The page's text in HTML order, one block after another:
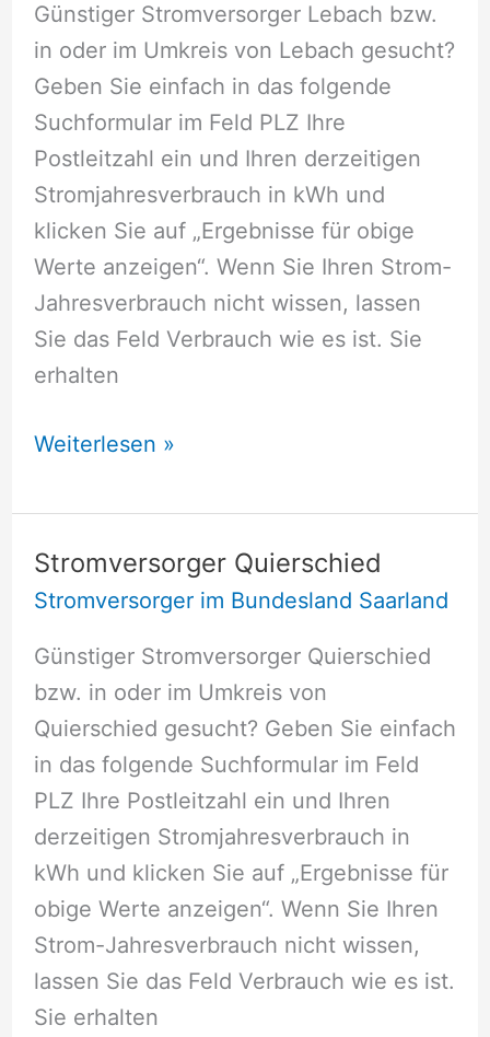
Günstiger Stromversorger Lebach bzw.
in oder im Umkreis von Lebach gesucht?
Geben Sie einfach in das folgende
Suchformular im Feld PLZ Ihre
Postleitzahl ein und Ihren derzeitigen
Stromjahresverbrauch in kWh und
klicken Sie auf „Ergebnisse für obige
Werte anzeigen“. Wenn Sie Ihren Strom-
Jahresverbrauch nicht wissen, lassen
Sie das Feld Verbrauch wie es ist. Sie
erhalten
Stromversorger
Weiterlesen »
Stromversorger Quierschied
Stromversorger im Bundesland Saarland
Günstiger Stromversorger Quierschied
bzw. in oder im Umkreis von
Quierschied gesucht? Geben Sie einfach
in das folgende Suchformular im Feld
PLZ Ihre Postleitzahl ein und Ihren
derzeitigen Stromjahresverbrauch in
kWh und klicken Sie auf „Ergebnisse für
obige Werte anzeigen“. Wenn Sie Ihren
Strom-Jahresverbrauch nicht wissen,
lassen Sie das Feld Verbrauch wie es ist.
Sie erhalten